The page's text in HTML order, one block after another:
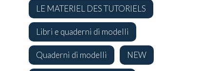
LE MATERIEL DES TUTORIELS
Libri e quaderni di modelli
Quaderni di modelli NEW